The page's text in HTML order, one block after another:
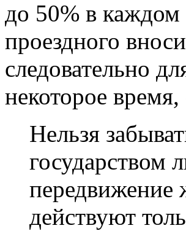
до 50% в
проездного
следовательно
некоторое
Нельзя
государством
передвижение
действуют